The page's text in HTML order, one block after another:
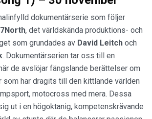
dokumentärserie som följer
, det världskända produktions- och
som grundades av David Leitch och
. Dokumentärserien tar oss till en
de avslöjar fängslande berättelser om
som har dragits till den kittlande världen
motocross med mera. Dessa
ut i en högoktanig, kompetenskrävande